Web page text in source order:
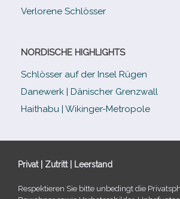
Verlorene Schlösser
NORDISCHE HIGHLIGHTS
Schlösser auf der Insel Rügen
Danewerk | Dänischer Grenzwall
Haithabu | Wikinger-Metropole
Privat | Zutritt | Leerstand
Respektieren Sie bitte unbe­dingt die